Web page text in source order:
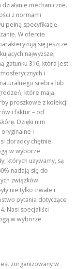
mechaniczne.
z normami
pełną specyfikację
W ofercie
się jeszcze
najwyższej
gatunku 316, która jest
i
srebra lub
które mają
proszkowe z kolekcji
i faktur – od
Dzięki nim
i
doradcy chętnie
w wyborze
których używamy, są
nadają się do
związków
nie tylko trwałe i
pytania dotyczące
Nasi specjaliści
w wyborze
zorganizowany w